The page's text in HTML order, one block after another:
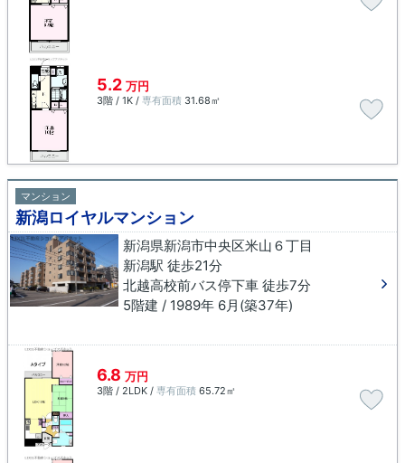
5.2 万円
3階 / 1K / 専有面積 31.68㎡
マンション
新潟ロイヤルマンション
新潟県新潟市中央区米山６丁目
新潟駅 徒歩21分
北越高校前バス停下車 徒歩7分
5階建 / 1989年 6月(築37年)
6.8 万円
3階 / 2LDK / 専有面積 65.72㎡